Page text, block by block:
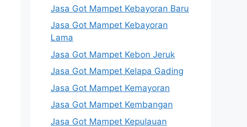
Jasa Got Mampet Kebayoran Baru
Jasa Got Mampet Kebayoran
Lama
Jasa Got Mampet Kebon Jeruk
Jasa Got Mampet Kelapa Gading
Jasa Got Mampet Kemayoran
Jasa Got Mampet Kembangan
Jasa Got Mampet Kepulauan